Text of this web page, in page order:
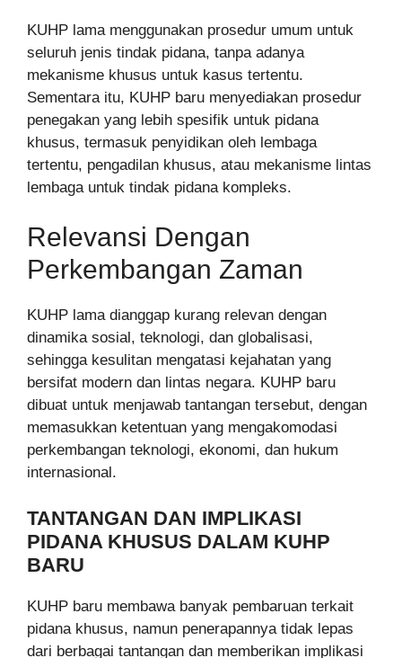
KUHP lama menggunakan prosedur umum untuk
seluruh jenis tindak pidana, tanpa adanya
mekanisme khusus untuk kasus tertentu.
Sementara itu, KUHP baru menyediakan prosedur
penegakan yang lebih spesifik untuk pidana
khusus, termasuk penyidikan oleh lembaga
tertentu, pengadilan khusus, atau mekanisme lintas
lembaga untuk tindak pidana kompleks.
Relevansi Dengan
Perkembangan Zaman
KUHP lama dianggap kurang relevan dengan
dinamika sosial, teknologi, dan globalisasi,
sehingga kesulitan mengatasi kejahatan yang
bersifat modern dan lintas negara. KUHP baru
dibuat untuk menjawab tantangan tersebut, dengan
memasukkan ketentuan yang mengakomodasi
perkembangan teknologi, ekonomi, dan hukum
internasional.
TANTANGAN DAN IMPLIKASI
PIDANA KHUSUS DALAM KUHP
BARU
KUHP baru membawa banyak pembaruan terkait
pidana khusus, namun penerapannya tidak lepas
dari berbagai tantangan dan memberikan implikasi